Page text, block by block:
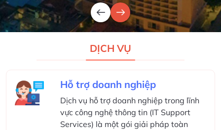
DỊCH VỤ
Hỗ trợ doanh nghiệp
Dịch vụ hỗ trợ doanh nghiệp trong lĩnh
vực công nghệ thông tin (IT Support
Services) là một gói giải pháp toàn